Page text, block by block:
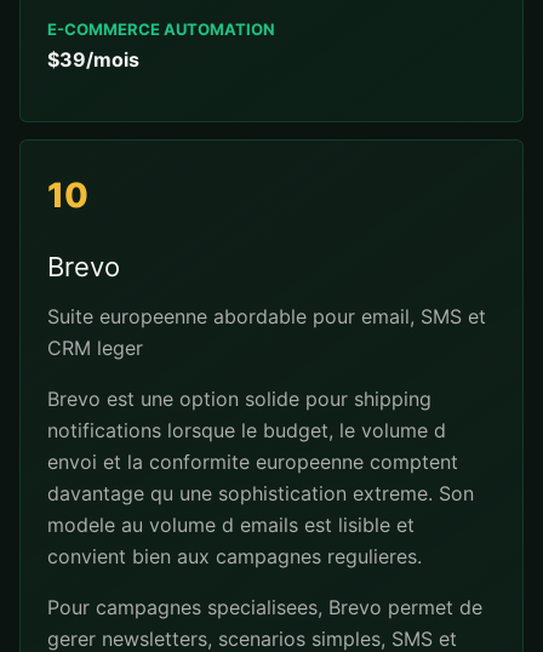
E-COMMERCE AUTOMATION
$39/mois
10
Brevo
Suite europeenne abordable pour email, SMS et
CRM leger
Brevo est une option solide pour shipping
notifications lorsque le budget, le volume d
envoi et la conformite europeenne comptent
davantage qu une sophistication extreme. Son
modele au volume d emails est lisible et
convient bien aux campagnes regulieres.
Pour campagnes specialisees, Brevo permet de
gerer newsletters, scenarios simples, SMS et